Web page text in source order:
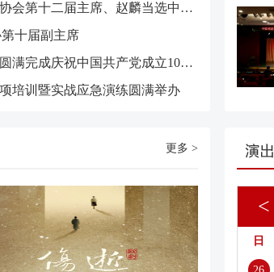
喜报｜山翀当选中国舞蹈家协会第十二届主席、赵麟当选中国音乐家协会第十届副主席
十届副主席
院闻院讯丨中国歌剧舞剧院圆满完成庆祝中国共产党成立105周年音乐会《人民至上》演出
培训暨实战应急演练圆满举办
更多 >
<
日